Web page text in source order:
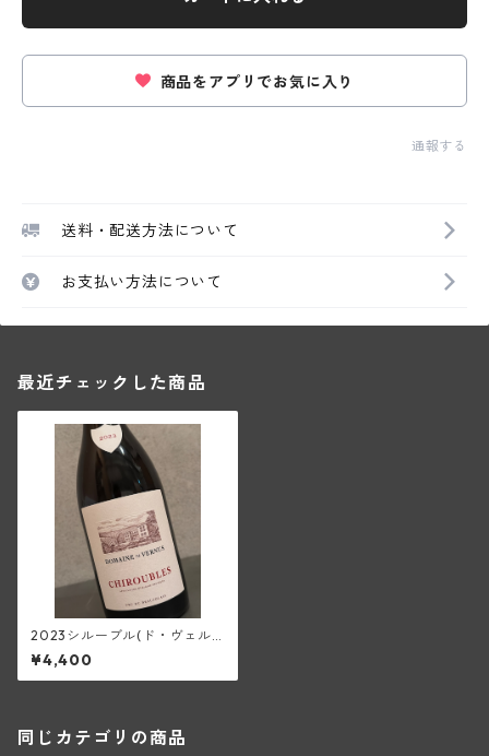
商品をアプリでお気に入り
通報する
送料・配送方法について
お支払い方法について
最近チェックした商品
2023シルーブル(ド・ヴェル
ニュス)
¥4,400
同じカテゴリの商品